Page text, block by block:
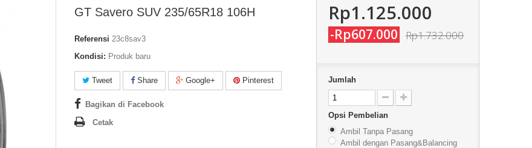
GT Savero SUV 235/65R18 106H
Referensi 23c8sav3
Kondisi: Produk baru
Tweet Share Google+ Pinterest
Bagikan di Facebook
Cetak
Rp1.125.000
-Rp607.000 Rp1.732.000
Jumlah
Opsi Pembelian
Ambil Tanpa Pasang
Ambil dengan Pasang&Balancing